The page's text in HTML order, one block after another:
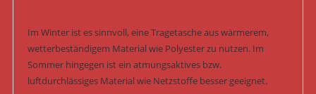
Im Winter ist es sinnvoll, eine Tragetasche aus wärmerem,
wetterbeständigem Material wie Polyester zu nutzen. Im
Sommer hingegen ist ein atmungsaktives bzw.
luftdurchlässiges Material wie Netzstoffe besser geeignet.